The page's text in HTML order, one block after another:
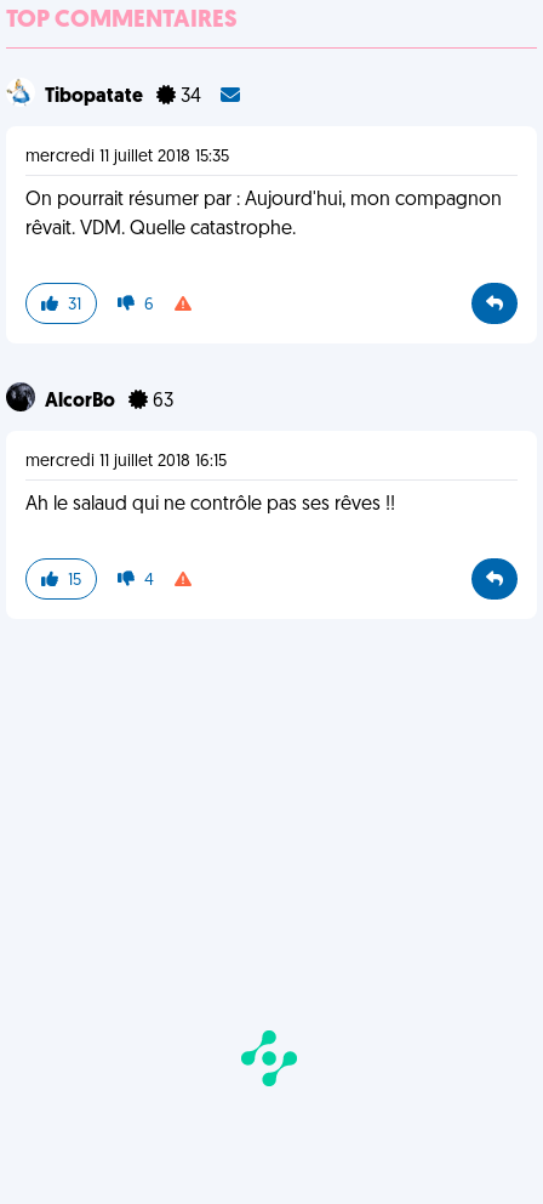
TOP COMMENTAIRES
Tibopatate 34
mercredi 11 juillet 2018 15:35
On pourrait résumer par : Aujourd'hui, mon compagnon
rêvait. VDM. Quelle catastrophe.
31 6
AlcorBo 63
mercredi 11 juillet 2018 16:15
Ah le salaud qui ne contrôle pas ses rêves !!
15 4